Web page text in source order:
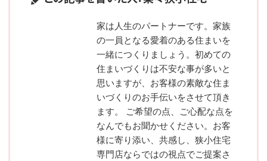
家は人生のパートナーです。家族
の一員となる愛着のある住まいを
一緒につくりましょう。初めての
住まいづくりは不安な事が多いと
思いますが、お客様の素敵な住ま
いづくりのお手伝いをさせて頂き
ます。 ご希望の点、ご心配な点を
なんでもお聞かせください。お客
様に寄り添い、共感し、狭小住宅
専門店ならではの視点でご提案さ